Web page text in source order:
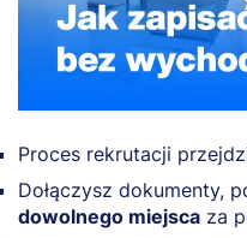
Proces rekrutacji
Dołączysz dokumenty,
dowolnego miejsca za